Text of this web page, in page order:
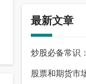
最新文章